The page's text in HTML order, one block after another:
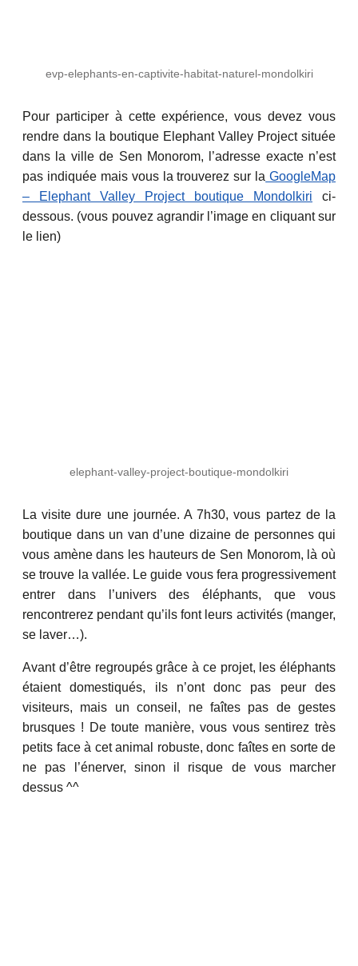
evp-elephants-en-captivite-habitat-naturel-mondolkiri
Pour participer à cette expérience, vous devez vous
rendre dans la boutique Elephant Valley Project située
dans la ville de Sen Monorom, l’adresse exacte n’est
pas indiquée mais vous la trouverez sur la GoogleMap
– Elephant Valley Project boutique Mondolkiri ci-
dessous. (vous pouvez agrandir l’image en cliquant sur
le lien)
elephant-valley-project-boutique-mondolkiri
La visite dure une journée. A 7h30, vous partez de la
boutique dans un van d’une dizaine de personnes qui
vous amène dans les hauteurs de Sen Monorom, là où
se trouve la vallée. Le guide vous fera progressivement
entrer dans l’univers des éléphants, que vous
rencontrerez pendant qu’ils font leurs activités (manger,
se laver…).
Avant d’être regroupés grâce à ce projet, les éléphants
étaient domestiqués, ils n’ont donc pas peur des
visiteurs, mais un conseil, ne faîtes pas de gestes
brusques ! De toute manière, vous vous sentirez très
petits face à cet animal robuste, donc faîtes en sorte de
ne pas l’énerver, sinon il risque de vous marcher
dessus ^^